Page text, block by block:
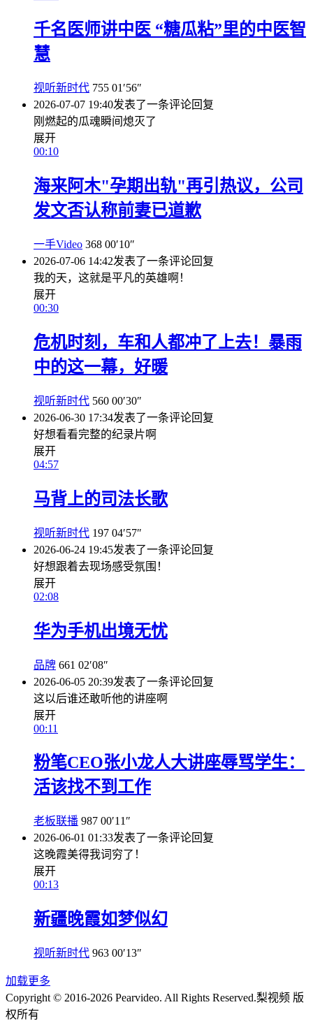
千名医师讲中医 “糖瓜粘”里的中医智
慧
视听新时代 755 01′56″
2026-07-07 19:40发表了一条评论回复
刚燃起的瓜魂瞬间熄灭了
展开
00:10
海来阿木"孕期出轨"再引热议，公司
发文否认称前妻已道歉
一手Video 368 00′10″
2026-07-06 14:42发表了一条评论回复
我的天，这就是平凡的英雄啊！
展开
00:30
危机时刻，车和人都冲了上去！暴雨
中的这一幕，好暖
视听新时代 560 00′30″
2026-06-30 17:34发表了一条评论回复
好想看看完整的纪录片啊
展开
04:57
马背上的司法长歌
视听新时代 197 04′57″
2026-06-24 19:45发表了一条评论回复
好想跟着去现场感受氛围！
展开
02:08
华为手机出境无忧
品牌 661 02′08″
2026-06-05 20:39发表了一条评论回复
这以后谁还敢听他的讲座啊
展开
00:11
粉笔CEO张小龙人大讲座辱骂学生：
活该找不到工作
老板联播 987 00′11″
2026-06-01 01:33发表了一条评论回复
这晚霞美得我词穷了！
展开
00:13
新疆晚霞如梦似幻
视听新时代 963 00′13″
加载更多
Copyright © 2016-2026 Pearvideo. All Rights Reserved.梨视频 版
权所有